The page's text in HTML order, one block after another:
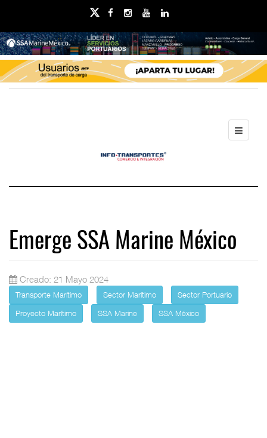
Emerge SSA Marine México
Creado: 21 Mayo 2024
Transporte Marítimo Sector Marítimo
Sector Portuario
Proyecto Marítimo
SSA Marine SSA México